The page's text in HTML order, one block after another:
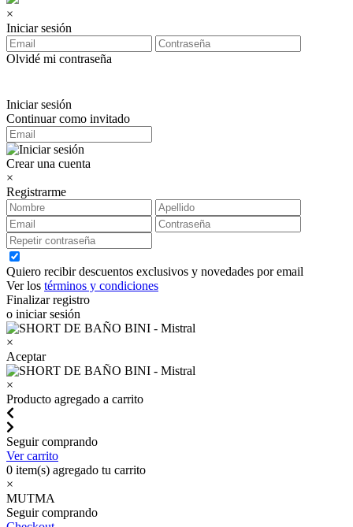
×
Iniciar sesión
Olvidé mi contraseña
Iniciar sesión
Continuar como invitado
Crear una cuenta
×
Registrarme
Quiero recibir descuentos exclusivos y novedades por email
Ver los términos y condiciones
Finalizar registro
o iniciar sesión
×
Aceptar
×
Producto agregado a carrito
Seguir comprando
Ver carrito
0 item(s) agregado tu carrito
×
MUTMA
Seguir comprando